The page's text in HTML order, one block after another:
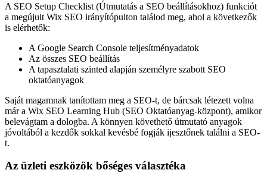
A SEO Setup Checklist (Útmutatás a SEO beállításokhoz) funkciót
a megújult Wix SEO irányítópulton találod meg, ahol a következők
is elérhetők:
A Google Search Console teljesítményadatok
Az összes SEO beállítás
A tapasztalati szinted alapján személyre szabott SEO
oktatóanyagok
Saját magamnak tanítottam meg a SEO-t, de bárcsak létezett volna
már a Wix SEO Learning Hub (SEO Oktatóanyag-központ), amikor
belevágtam a dologba. A könnyen követhető útmutató anyagok
jóvoltából a kezdők sokkal kevésbé fogják ijesztőnek találni a SEO-
t.
Az üzleti eszközök bőséges választéka